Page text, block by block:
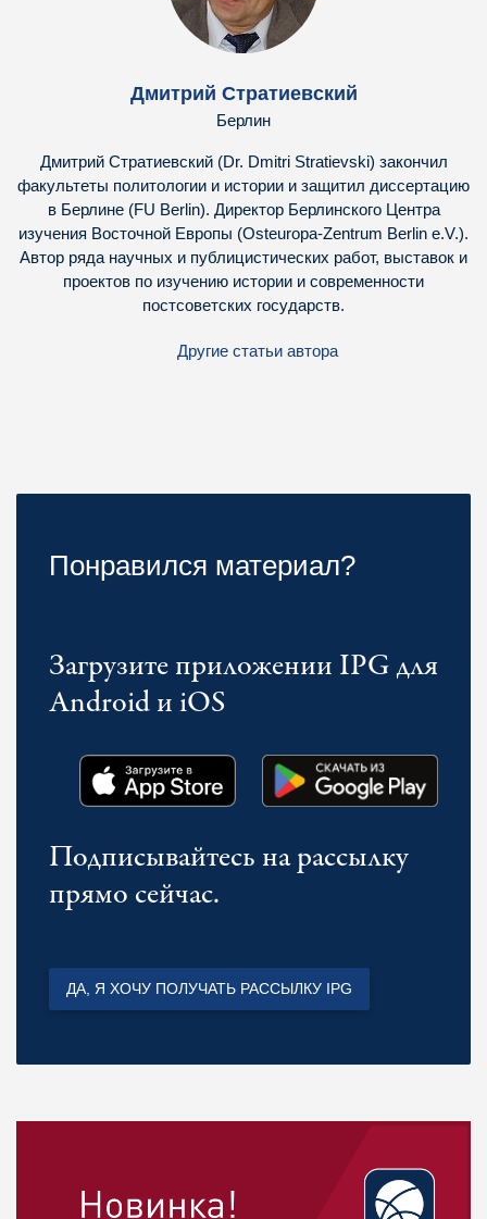
Дмитрий Стратиевский
Берлин
Дмитрий Стратиевский (Dr. Dmitri Stratievski) закончил
факультеты политологии и истории и защитил диссертацию
в Берлине (FU Berlin). Директор Берлинского Центра
изучения Восточной Европы (Osteuropa-Zentrum Berlin e.V.).
Автор ряда научных и публицистических работ, выставок и
проектов по изучению истории и современности
постсоветских государств.
Другие статьи автора
Понравился материал?
Загрузите приложении IPG для
Android и iOS
Подписывайтесь на рассылку
прямо сейчас.
ДА, Я ХОЧУ ПОЛУЧАТЬ РАССЫЛКУ IPG